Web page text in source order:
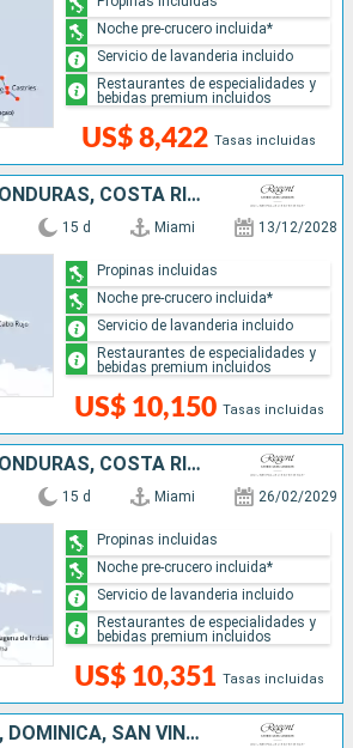
US$ 8,422 Tasas incluidas
Noche pre-crucero incluida*
Servicio de lavanderia incluido
Restaurantes de especialidades y
bebidas premium incluidos
MÉXICO, BELICE, HONDURAS, COSTA RICA, PANAMÁ, JAMAICA, REPÚBLICA DOMINICANA, BAHAMAS, ESTADOS UNIDOS
15 d Miami 13/12/2028
US$ 10,150 Tasas incluidas
Propinas incluidas
Noche pre-crucero incluida*
Servicio de lavanderia incluido
Restaurantes de especialidades y
bebidas premium incluidos
MÉXICO, BELICE, HONDURAS, COSTA RICA, PANAMÁ, COLOMBIA, JAMAICA, ISLAS CAIMÁN, ESTADOS UNIDOS
15 d Miami 26/02/2029
US$ 10,351 Tasas incluidas
Propinas incluidas
Noche pre-crucero incluida*
Servicio de lavanderia incluido
Restaurantes de especialidades y
bebidas premium incluidos
ESTADOS UNIDOS, DOMINICA, SAN VINCENT Y LAS GRANADINAS